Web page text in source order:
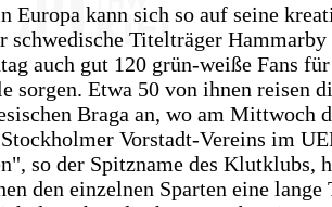
Europa kann sich so auf seine
schwedische Titelträger Hammarby
auch gut 120 grün-weiße Fans
sorgen. Etwa 50 von ihnen reisen
Braga an, wo am Mittwoch
Vorstadt-Vereins im
so der Spitzname des Klutklubs,
den einzelnen Sparten eine